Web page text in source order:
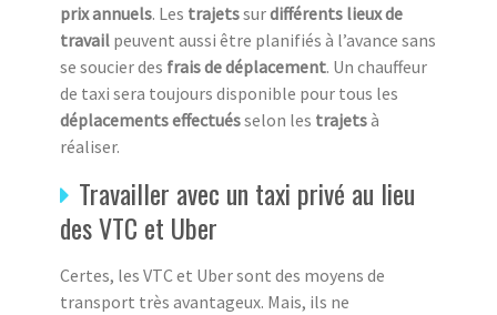
prix annuels. Les trajetssurdifférents lieux de
travail peuvent aussi être planifiés à l’avance sans
se soucier des frais de déplacement. Un chauffeur
de taxi sera toujours disponible pour tous les
déplacements effectuésselon les trajetsà
réaliser.
Travailler avec un taxi privé au lieu
des VTC et Uber
Certes, les VTC et Uber sont des moyens de
transport très avantageux. Mais, ils ne